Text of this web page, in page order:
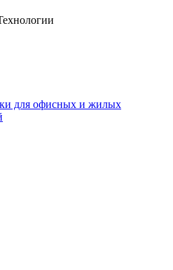
для офисных и жилых